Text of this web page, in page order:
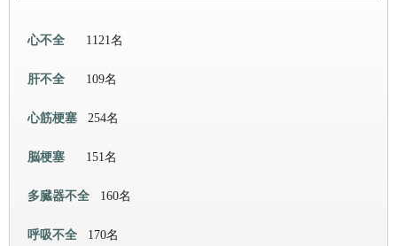
心不全 1121名
肝不全 109名
心筋梗塞 254名
脳梗塞 151名
多臓器不全 160名
呼吸不全 170名